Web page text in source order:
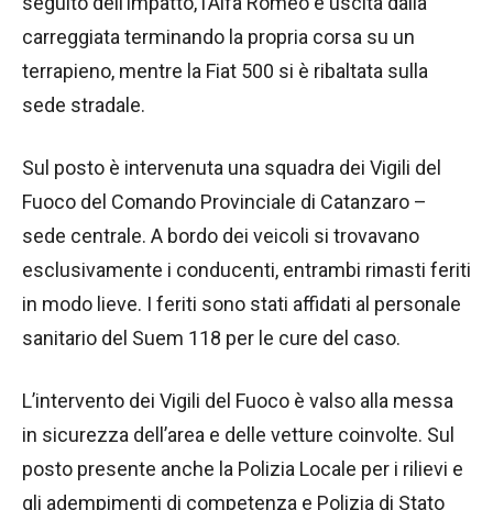
carreggiata terminando la propria corsa su un
terrapieno, mentre la Fiat 500 si è ribaltata sulla
sede stradale.
Sul posto è intervenuta una squadra dei Vigili del
Fuoco del Comando Provinciale di Catanzaro –
sede centrale. A bordo dei veicoli si trovavano
esclusivamente i conducenti, entrambi rimasti feriti
in modo lieve. I feriti sono stati affidati al personale
sanitario del Suem 118 per le cure del caso.
L’intervento dei Vigili del Fuoco è valso alla messa
in sicurezza dell’area e delle vetture coinvolte. Sul
posto presente anche la Polizia Locale per i rilievi e
gli adempimenti di competenza e Polizia di Stato